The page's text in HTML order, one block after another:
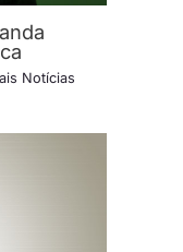
Notícias